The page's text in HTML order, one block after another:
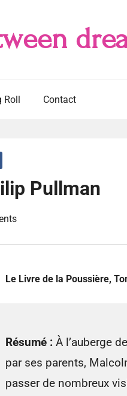
Roll Contact
Pullman
Le Livre de la Poussière,
Résumé : À l’auberge
par ses parents,
passer de nombreux